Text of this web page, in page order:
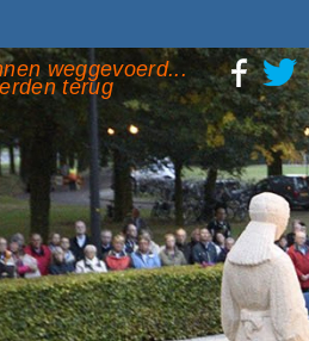
weggevoerd...
terug